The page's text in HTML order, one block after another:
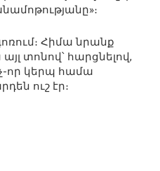
Հիմա նրանք
տոնով՝ հարցնելով,
որ կերպ համա
ուշ էր։